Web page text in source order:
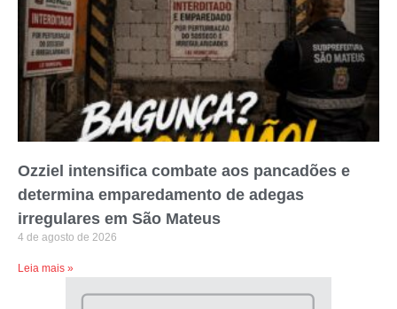
Ozziel intensifica combate aos pancadões e
determina emparedamento de adegas
irregulares em São Mateus
4 de agosto de 2026
Leia mais »